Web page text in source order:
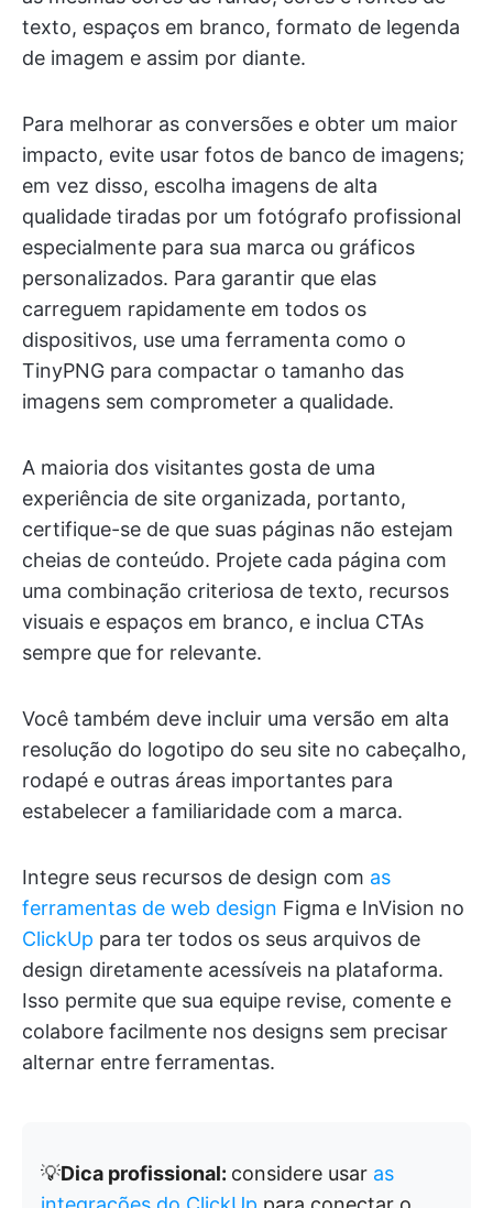
texto, espaços em branco, formato de legenda
de imagem e assim por diante.
Para melhorar as conversões e obter um maior
impacto, evite usar fotos de banco de imagens;
em vez disso, escolha imagens de alta
qualidade tiradas por um fotógrafo profissional
especialmente para sua marca ou gráficos
personalizados. Para garantir que elas
carreguem rapidamente em todos os
dispositivos, use uma ferramenta como o
TinyPNG para compactar o tamanho das
imagens sem comprometer a qualidade.
A maioria dos visitantes gosta de uma
experiência de site organizada, portanto,
certifique-se de que suas páginas não estejam
cheias de conteúdo. Projete cada página com
uma combinação criteriosa de texto, recursos
visuais e espaços em branco, e inclua CTAs
sempre que for relevante.
Você também deve incluir uma versão em alta
resolução do logotipo do seu site no cabeçalho,
rodapé e outras áreas importantes para
estabelecer a familiaridade com a marca.
Integre seus recursos de design com as
ferramentas de web design Figma e InVision no
ClickUp para ter todos os seus arquivos de
design diretamente acessíveis na plataforma.
Isso permite que sua equipe revise, comente e
colabore facilmente nos designs sem precisar
alternar entre ferramentas.
💡Dica profissional: considere usar as